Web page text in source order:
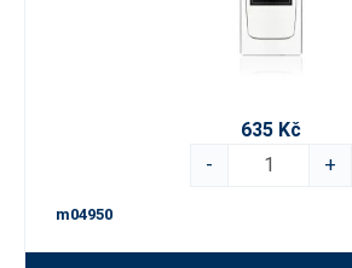
635 Kč
-
+
m04950